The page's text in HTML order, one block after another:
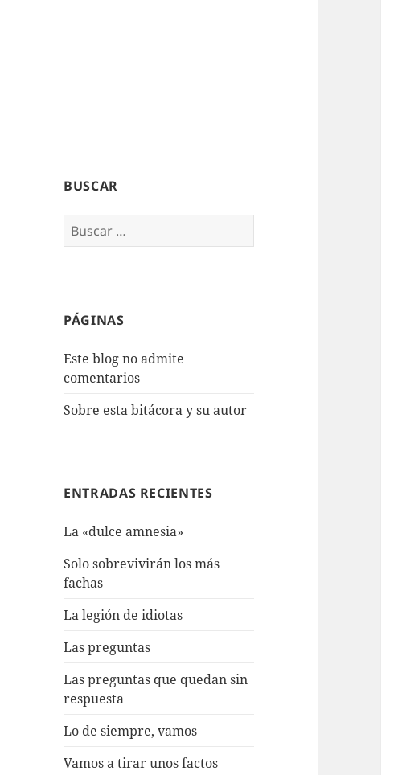
BUSCAR
Buscar:
PÁGINAS
Este blog no admite
comentarios
Sobre esta bitácora y su autor
ENTRADAS RECIENTES
La «dulce amnesia»
Solo sobrevivirán los más
fachas
La legión de idiotas
Las preguntas
Las preguntas que quedan sin
respuesta
Lo de siempre, vamos
Vamos a tirar unos factos